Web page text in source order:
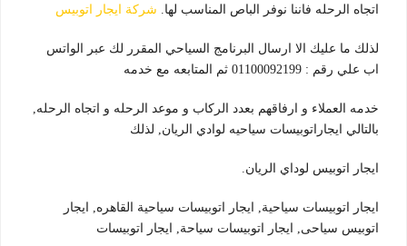
اتجاه الرحله فاننا نوفر الباص المناسب لها. شركة ايجار اتوبيس
لذلك ما عليك الا ارسال البرنامج السياحي المقرر لك عبر الواتس
اب علي رقم : 01100092199 ثم المتابعه مع خدمه
خدمه العملاء و ارفاقهم بعدد الركاب و موعد الرحله و اتجاه الرحله,
بالتالي ايجاراتوبيسات سياحيه لوادي الريان, لذلك
ايجار اتوبيس لوداي الريان.
ايجار اتوبيسات سياحية, ايجار اتوبيسات سياحية القاهره, ايجار
اتوبيس سياحى, ايجار اتوبيسات سياحة, ايجار اتوبيسات